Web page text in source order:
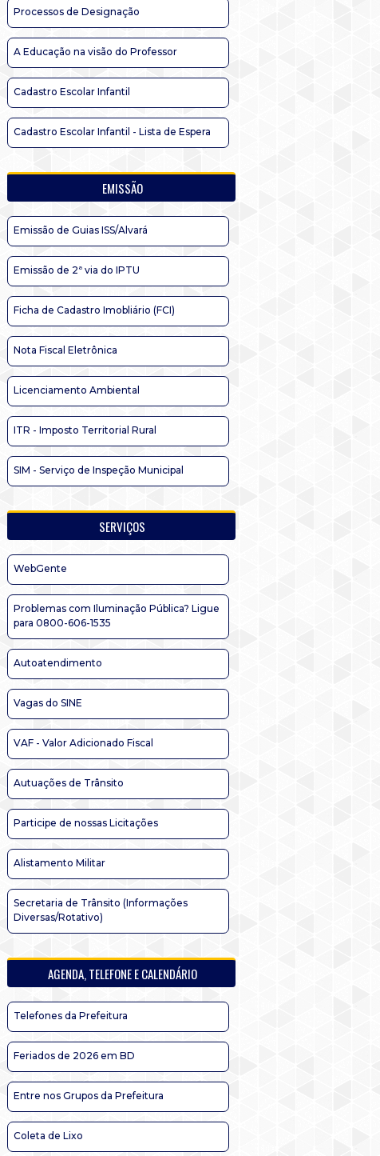
Processos de Designação
A Educação na visão do Professor
Cadastro Escolar Infantil
Cadastro Escolar Infantil - Lista de Espera
EMISSÃO
Emissão de Guias ISS/Alvará
Emissão de 2ª via do IPTU
Ficha de Cadastro Imobliário (FCI)
Nota Fiscal Eletrônica
Licenciamento Ambiental
ITR - Imposto Territorial Rural
SIM - Serviço de Inspeção Municipal
SERVIÇOS
WebGente
Problemas com Iluminação Pública? Ligue
para 0800-606-1535
Autoatendimento
Vagas do SINE
VAF - Valor Adicionado Fiscal
Autuações de Trânsito
Participe de nossas Licitações
Alistamento Militar
Secretaria de Trânsito (Informações
Diversas/Rotativo)
AGENDA, TELEFONE E CALENDÁRIO
Telefones da Prefeitura
Feriados de 2026 em BD
Entre nos Grupos da Prefeitura
Coleta de Lixo